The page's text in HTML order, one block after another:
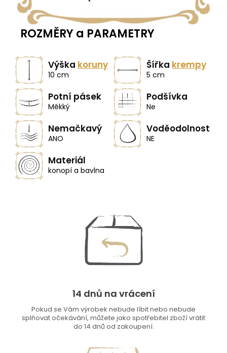
ROZMĚRY a PARAMETRY
Výška koruny
10 cm
Šířka krempy
5 cm
Potní pásek
Měkký
Podšívka
Ne
Nemačkavý
ANO
Voděodolnost
NE
Materiál
konopí a bavlna
14 dnů na vrácení
Pokud se Vám výrobek nebude líbit nebo nebude
splňovat očekávání, můžete jako spotřebitel zboží vrátit
do 14 dnů od zakoupení.